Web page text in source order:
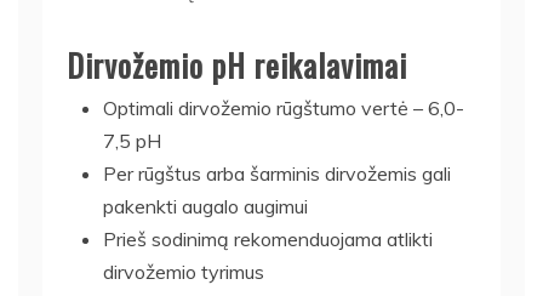
Dirvožemio pH reikalavimai
Optimali dirvožemio rūgštumo vertė – 6,0-
7,5 pH
Per rūgštus arba šarminis dirvožemis gali
pakenkti augalo augimui
Prieš sodinimą rekomenduojama atlikti
dirvožemio tyrimus